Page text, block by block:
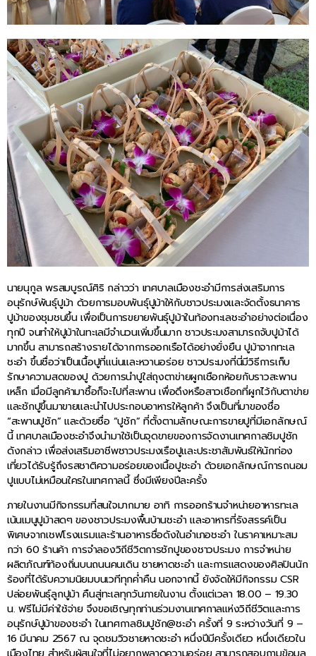
นายนุกูล พรสมบูรณ์ศิริ กล่าวว่า เทศบาลเมืองชะอำมีการส่งเสริมการ
อนุรักษ์พันธุ์ปูม้า ด้วยการมอบพันธุ์ปูม้าให้กับชาวประมงและจัดตั้งธนาคาร
ปูม้าของชุมชนขึ้น เพื่อเป็นการขยายพันธุ์ปูม้าในท้องทะเลชะอำอย่างต่อเนื่อง
ทุกปี จนทำให้ปูม้าในทะเลมีจำนวนเพิ่มขึ้นมาก ชาวประมงสามารถจับปูม้าได้
มากขึ้น สามารถสร้างรายได้จากการออกเรือได้อย่างยั่งยืน ปูม้าจากทะเล
ชะอำ ขึ้นชื่อว่าเป็นเนื้อปูที่แน่นและหวานอร่อย ชาวประมงที่นี่มีวิธีการเก็บ
รักษาความสดของปู ด้วยการนำปูใส่ถุงตาข่ายผูกเชือกห้อยกับราวสะพาน
เหล็ก เมื่อมีลูกค้ามาซื้อก็จะไปที่สะพาน เพื่อดึงหรือสาวเชือกที่ผูกไว้กับตาข่าย
และชักปูขึ้นมาขายและนำไปประกอบอาหารให้ลูกค้า จึงเป็นที่มาของชื่อ
“สะพานปูชัก” และด้วยชื่อ “ปูชัก” ที่ตั้งตามลักษณะการขายปูที่มีเอกลักษณ์
นี้ เทศบาลเมืองชะอำจึงนำมาใช้เป็นจุดขายของการจัดงานเทศกาลชิมปูชัก
ดังกล่าว เพื่อส่งเสริมอาชีพชาวประมงเรือปูและประชาสัมพันธ์ให้นักท่อง
เที่ยวได้รับรู้ถึงรสชาติความอร่อยของเนื้อปูชะอำ ด้วยเอกลักษณ์การถนอม
ปูแบบไม่เหมือนใครในเทศกาลนี้ ซึ่งมีเพียงปีละครั้ง
ภายในงานมีกิจกรรมที่สนใจมากมาย อาทิ การออกร้านจำหน่ายอาหารทะเล
เน้นเมนูปูม้าสดๆ ของชาวประมงพื้นบ้านชะอำ และอาหารที่รังสรรค์เป็น
พิเศษจากเชฟโรงแรมและร้านอาหารชื่อดังในอำเภอชะอำ ในราคาเหมาะสม
กว่า 60 ร้านค้า การจำลองวิถีชีวิตการชักปูของชาวประมง การจำหน่าย
ผลิตภัณฑ์ท้องถิ่นบนถนนคนเดิน ชายหาดชะอำ และการแสดงของศิลปินนัก
ร้องที่ได้รับความนิยมบนเวทีทุกค่ำคืน นอกจากนี้ ยังจัดให้มีกิจกรรม CSR
ปล่อยพันธุ์ลูกปูม้า คืนสู่ทะเลทุกวันภายในงาน ตั้งแต่เวลา 18.00 – 19.30
น. ฟรีไม่มีค่าใช้จ่าย จึงขอเชิญทุกท่านร่วมงานเทศกาลแห่งวิถีชีวิตและการ
อนุรักษ์ปูม้าของชะอำ ในเทศกาลชิมปูชัก@ชะอำ ครั้งที่ 9 ระหว่างวันที่ 9 –
16 มีนาคม 2567 ณ จุดชมวิวชายหาดชะอำ หนึ่งปีมีครั้งเดียว หนึ่งเดียวใน